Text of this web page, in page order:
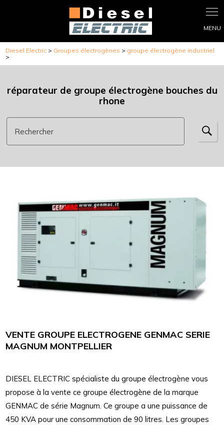
Diesel Electric > Groupes électrogènes > groupe électrogène industriel
>
réparateur de groupe électrogène bouches du
rhone
Rechercher
VENTE GROUPE ELECTROGENE GENMAC SERIE
MAGNUM MONTPELLIER
DIESEL ELECTRIC spécialiste du groupe électrogène vous
propose à la vente ce groupe électrogène de la marque
GENMAC de série Magnum. Ce groupe a une puissance de
450 KVA pour une consommation de 90 litres. Les groupes